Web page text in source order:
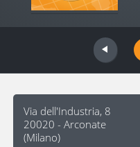
Via dell'Industria, 8
20020 - Arconate
(Milano)